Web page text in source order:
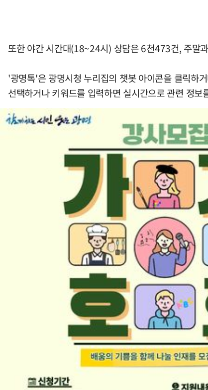
또한 야간 시간대(18~24시) 상담은 6천473건, 주말
'광명톡'은 광명시청 누리집의 챗봇 아이콘을 클릭하
선택하거나 키워드를 입력하면 실시간으로 관련 정보